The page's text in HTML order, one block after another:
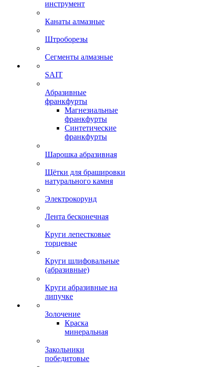
инструмент
Канаты алмазные
Штроборезы
Сегменты алмазные
SAIT
Абразивные
франкфурты
Магнезиальные
франкфурты
Синтетические
франкфурты
Шарошка абразивная
Щётки для брашировки
натурального камня
Электрокорунд
Лента бесконечная
Круги лепестковые
торцевые
Круги шлифовальные
(абразивные)
Круги абразивные на
липучке
Золочение
Краска
минеральная
Закольники
победитовые